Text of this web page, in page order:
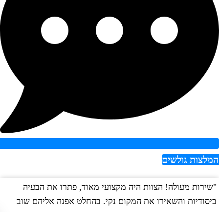
גולשים
מעולה! הצוות היה מקצועי מאוד, פתרו את הבעיה
והשאירו את המקום נקי. בהחלט אפנה אליהם שוב